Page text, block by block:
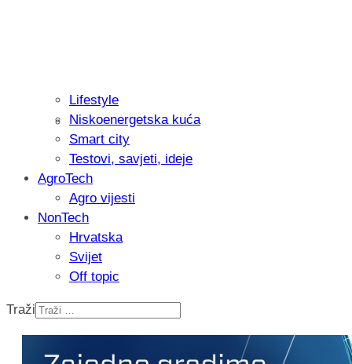
Isprobali smo: Thermostar
Recenzija: Einhell Professional CP-
nikada prije
Lifestyle
Niskoenergetska kuća
Smart city
Testovi, savjeti, ideje
AgroTech
Agro vijesti
NonTech
Hrvatska
Svijet
Off topic
Traži